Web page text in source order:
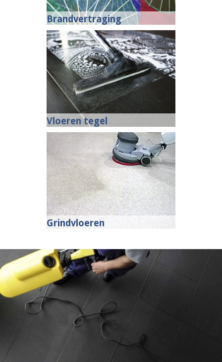
Brandvertraging
Vloeren tegel
Grindvloeren